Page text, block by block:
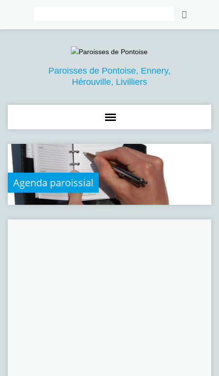
Paroisses de Pontoise, Ennery,
Hérouville, Livilliers
Agenda paroissial